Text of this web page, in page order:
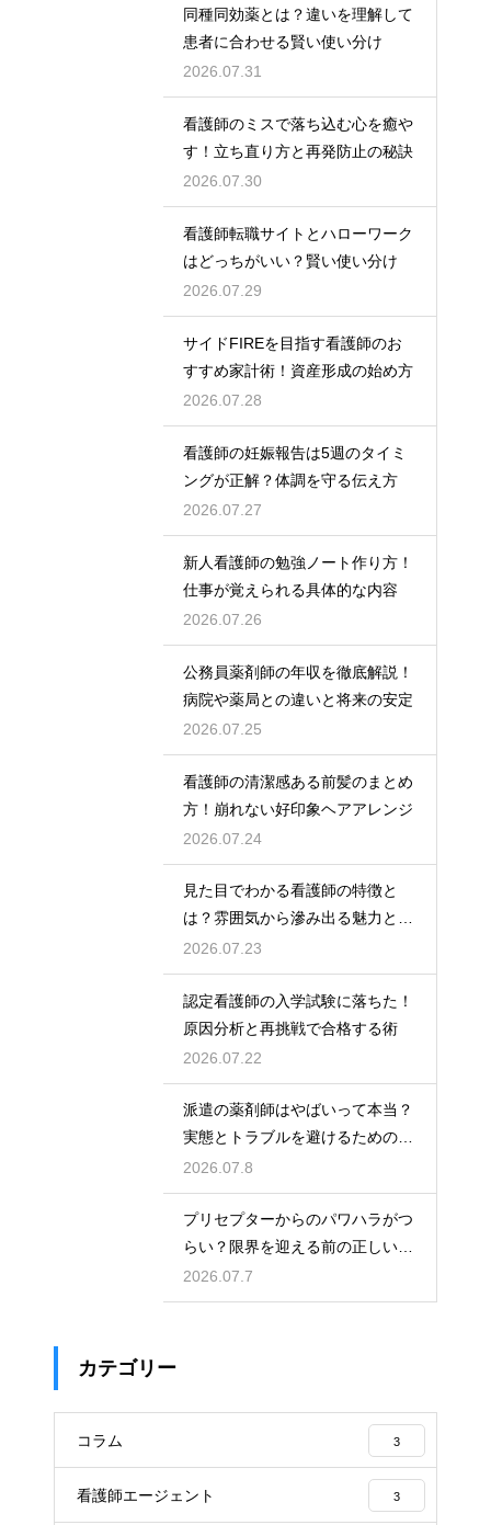
同種同効薬とは？違いを理解して
患者に合わせる賢い使い分け
2026.07.31
看護師のミスで落ち込む心を癒や
す！立ち直り方と再発防止の秘訣
2026.07.30
看護師転職サイトとハローワーク
はどっちがいい？賢い使い分け
2026.07.29
サイドFIREを目指す看護師のお
すすめ家計術！資産形成の始め方
2026.07.28
看護師の妊娠報告は5週のタイミ
ングが正解？体調を守る伝え方
2026.07.27
新人看護師の勉強ノート作り方！
仕事が覚えられる具体的な内容
2026.07.26
公務員薬剤師の年収を徹底解説！
病院や薬局との違いと将来の安定
2026.07.25
看護師の清潔感ある前髪のまとめ
方！崩れない好印象ヘアアレンジ
2026.07.24
見た目でわかる看護師の特徴と
は？雰囲気から滲み出る魅力と秘
密
2026.07.23
認定看護師の入学試験に落ちた！
原因分析と再挑戦で合格する術
2026.07.22
派遣の薬剤師はやばいって本当？
実態とトラブルを避けるための働
き方を解説
2026.07.8
プリセプターからのパワハラがつ
らい？限界を迎える前の正しい対
処法
2026.07.7
カテゴリー
コラム 3
看護師エージェント 3